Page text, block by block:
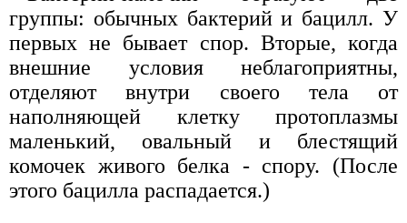
группы: обычных бактерий и бацилл. У
первых не бывает спор. Вторые, когда
внешние условия неблагоприятны,
отделяют внутри своего тела от
наполняющей клетку протоплазмы
маленький, овальный и блестящий
комочек живого белка - спору. (После
этого бацилла распадается.)